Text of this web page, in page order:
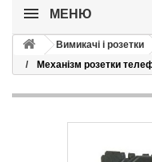
МЕНЮ
Вимикачі і розетки
Механізм розетки